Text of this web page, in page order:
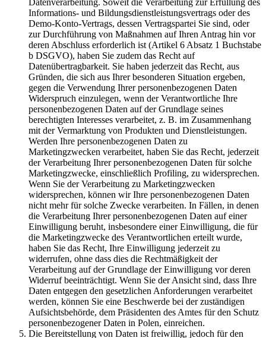
Datenverarbeitung. Soweit die Verarbeitung zur Erfüllung des
Informations- und Bildungsdienstleistungsvertrags oder des
Demo-Konto-Vertrags, dessen Vertragspartei Sie sind, oder
zur Durchführung von Maßnahmen auf Ihren Antrag hin vor
deren Abschluss erforderlich ist (Artikel 6 Absatz 1 Buchstabe
b DSGVO), haben Sie zudem das Recht auf
Datenübertragbarkeit. Sie haben jederzeit das Recht, aus
Gründen, die sich aus Ihrer besonderen Situation ergeben,
gegen die Verwendung Ihrer personenbezogenen Daten
Widerspruch einzulegen, wenn der Verantwortliche Ihre
personenbezogenen Daten auf der Grundlage seines
berechtigten Interesses verarbeitet, z. B. im Zusammenhang
mit der Vermarktung von Produkten und Dienstleistungen.
Werden Ihre personenbezogenen Daten zu
Marketingzwecken verarbeitet, haben Sie das Recht, jederzeit
der Verarbeitung Ihrer personenbezogenen Daten für solche
Marketingzwecke, einschließlich Profiling, zu widersprechen.
Wenn Sie der Verarbeitung zu Marketingzwecken
widersprechen, können wir Ihre personenbezogenen Daten
nicht mehr für solche Zwecke verarbeiten. In Fällen, in denen
die Verarbeitung Ihrer personenbezogenen Daten auf einer
Einwilligung beruht, insbesondere einer Einwilligung, die für
die Marketingzwecke des Verantwortlichen erteilt wurde,
haben Sie das Recht, Ihre Einwilligung jederzeit zu
widerrufen, ohne dass dies die Rechtmäßigkeit der
Verarbeitung auf der Grundlage der Einwilligung vor deren
Widerruf beeinträchtigt. Wenn Sie der Ansicht sind, dass Ihre
Daten entgegen den gesetzlichen Anforderungen verarbeitet
werden, können Sie eine Beschwerde bei der zuständigen
Aufsichtsbehörde, dem Präsidenten des Amtes für den Schutz
personenbezogener Daten in Polen, einreichen.
Die Bereitstellung von Daten ist freiwillig, jedoch für den